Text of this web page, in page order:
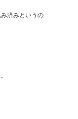
済みというの